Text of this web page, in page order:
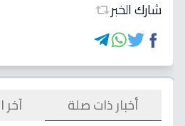
شارك الخبر
أخبار ذات صلة آخر